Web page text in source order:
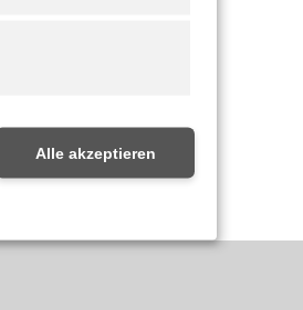
Nächster Artikel
Alle akzeptieren